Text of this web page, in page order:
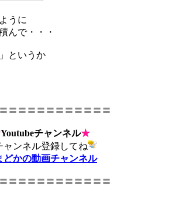
うに
んで・・・
というか
〓〓〓〓〓〓〓〓〓〓〓
Youtubeチャンネル★
ンネル登録してね
どかの動画チャンネル
〓〓〓〓〓〓〓〓〓〓〓